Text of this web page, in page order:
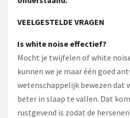
VEELGESTELDE VRAGEN
Is white noise effectief?
Mocht je twijfelen of white
kunnen we je maar één goed
wetenschappelijk bewezen dat
beter in slaap te vallen. Dat
rustgevend is zodat de